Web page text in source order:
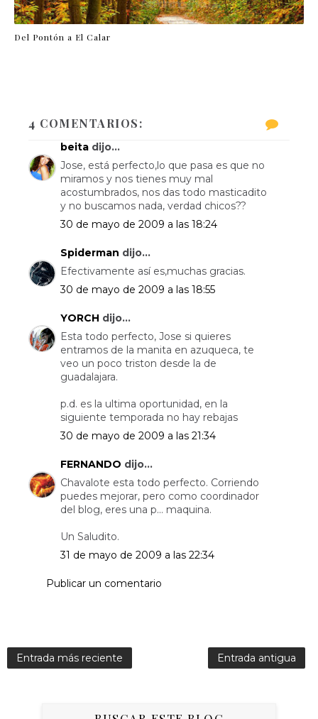
Del Pontón a El Calar
4 COMENTARIOS:
beita dijo...
Jose, está perfecto,lo que pasa es que no
miramos y nos tienes muy mal
acostumbrados, nos das todo masticadito
y no buscamos nada, verdad chicos??
30 de mayo de 2009 a las 18:24
Spiderman dijo...
Efectivamente así es,muchas gracias.
30 de mayo de 2009 a las 18:55
YORCH dijo...
Esta todo perfecto, Jose si quieres
entramos de la manita en azuqueca, te
veo un poco triston desde la de
guadalajara.
p.d. es la ultima oportunidad, en la
siguiente temporada no hay rebajas
30 de mayo de 2009 a las 21:34
FERNANDO dijo...
Chavalote esta todo perfecto. Corriendo
puedes mejorar, pero como coordinador
del blog, eres una p... maquina.
Un Saludito.
31 de mayo de 2009 a las 22:34
Publicar un comentario
Entrada más reciente Entrada antigua